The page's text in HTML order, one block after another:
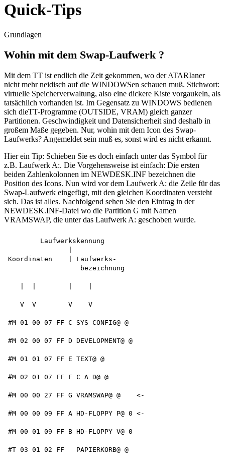
Quick-Tips
Grundlagen
Wohin mit dem Swap-Laufwerk ?
Mit dem TT ist endlich die Zeit gekommen, wo der ATARIaner
nicht mehr neidisch auf die WINDOWSen schauen muß. Stichwort:
virtuelle Speicherverwaltung, also eine dickere Kiste vorgaukeln, als
tatsächlich vorhanden ist. Im Gegensatz zu WINDOWS bedienen
sich dieTT-Programme (OUTSIDE, VRAM) gleich ganzer
Partitionen. Geschwindigkeit und Datensicherheit sind deshalb in
großem Maße gegeben. Nur, wohin mit dem Icon des Swap-
Laufwerks? Angemeldet sein muß es, sonst wird es nicht erkannt.
Hier ein Tip: Schieben Sie es doch einfach unter das Symbol für
z.B. Laufwerk A:. Die Vorgehensweise ist einfach: Die ersten
beiden Zahlenkolonnen im NEWDESK.INF bezeichnen die
Position des Icons. Nun wird vor dem Laufwerk A: die Zeile für das
Swap-Laufwerk eingefügt, mit den gleichen Koordinaten versteht
sich. Das ist alles. Nachfolgend sehen Sie den Eintrag in der
NEWDESK.INF-Datei wo die Partition G mit Namen
VRAMSWAP, die unter das Laufwerk A: geschoben wurde.
        Laufwerkskennung
Koordinaten    | Laufwerks-
                  bezeichnung
   V  V        V    V
#M 01 00 07 FF C SYS CONFIG@ @
#M 02 00 07 FF D DEVELOPMENT@ @
#M 01 01 07 FF E TEXT@ @
#M 02 01 07 FF F C A D@ @
#M 00 00 27 FF G VRAMSWAP@ @    <-
#M 00 00 09 FF A HD-FLOPPY P@ 0 <-
#M 00 01 09 FF B HD-FLOPPY V@ 0